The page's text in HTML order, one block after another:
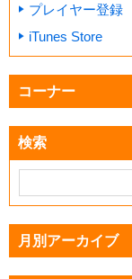
プレイヤー登録
iTunes Store
コーナー
検索
月別アーカイブ